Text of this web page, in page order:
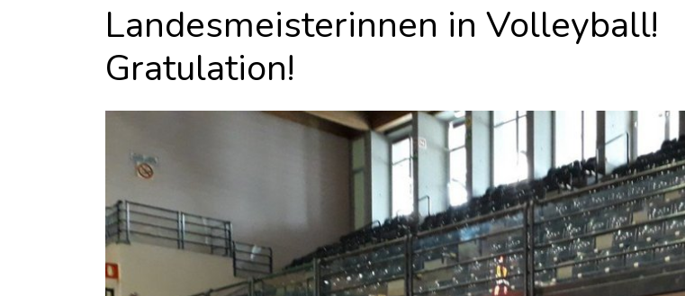
Landesmeisterinnen in Volleyball!
Gratulation!